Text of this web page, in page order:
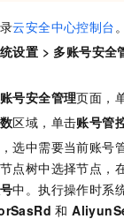
云安全中心控制台。
设置 > 多账号安全
号安全管理页面，
区域，单击账号管
选中需要当前账号
点树中选择节点，
中。执行操作时系
和